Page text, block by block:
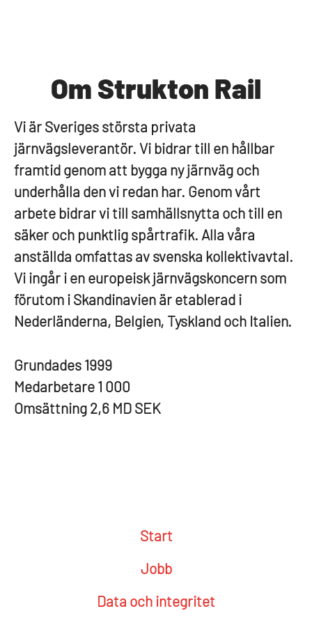
Om Strukton Rail
Vi är Sveriges största privata
järnvägsleverantör. Vi bidrar till en hållbar
framtid genom att bygga ny järnväg och
underhålla den vi redan har. Genom vårt
arbete bidrar vi till samhällsnytta och till en
säker och punktlig spårtrafik. Alla våra
anställda omfattas av svenska kollektivavtal.
Vi ingår i en europeisk järnvägskoncern som
förutom i Skandinavien är etablerad i
Nederländerna, Belgien, Tyskland och Italien.
Grundades 1999
Medarbetare 1 000
Omsättning 2,6 MD SEK
Start
Jobb
Data och integritet